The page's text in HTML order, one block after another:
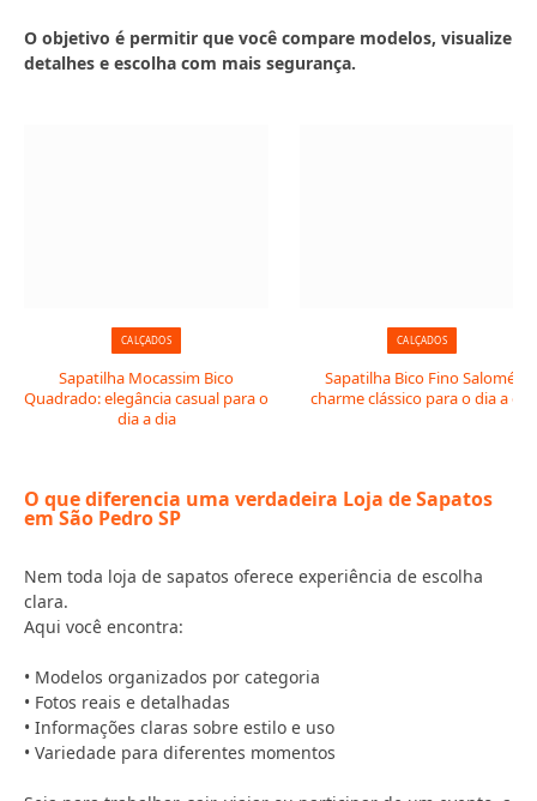
O objetivo é permitir que você compare modelos, visualize
detalhes e escolha com mais segurança.
CALÇADOS
Sapatilha Mocassim Bico
Quadrado: elegância casual para o
dia a dia
CALÇADOS
Sapatilha Bico Fino Salomé:
charme clássico para o dia a dia
O que diferencia uma verdadeira Loja de Sapatos
em São Pedro SP
Nem toda loja de sapatos oferece experiência de escolha
clara.
Aqui você encontra:
• Modelos organizados por categoria
• Fotos reais e detalhadas
• Informações claras sobre estilo e uso
• Variedade para diferentes momentos